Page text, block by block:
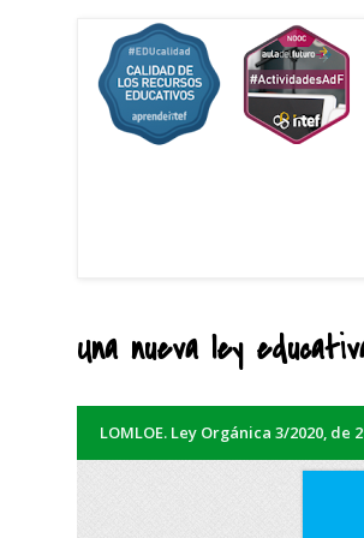
Una nueva ley